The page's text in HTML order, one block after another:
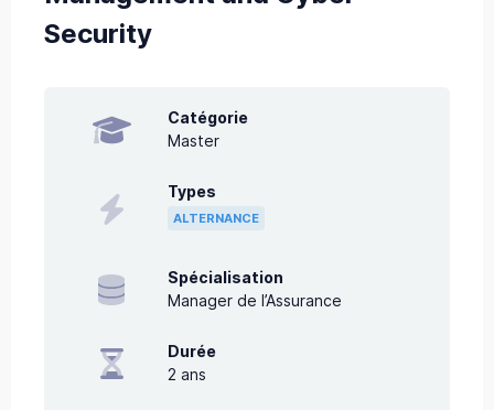
Security
Catégorie
Master
Types
ALTERNANCE
Spécialisation
Manager de l’Assurance
Durée
2 ans